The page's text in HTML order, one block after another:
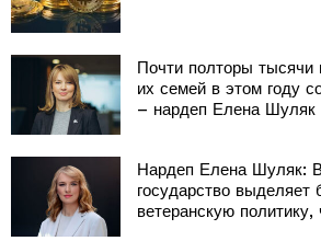
Почти полторы тысячи
их семей в этом году
– нардеп Елена Шуляк
Нардеп Елена Шуляк:
государство выделяет
ветеранскую